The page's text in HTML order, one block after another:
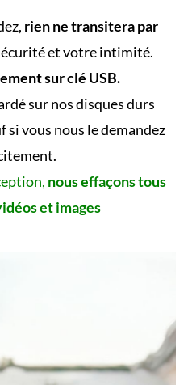
rien ne transitera par
et votre intimité.
sur clé USB.
sur nos disques durs
si vous nous le demandez
nous effaçons tous
et images